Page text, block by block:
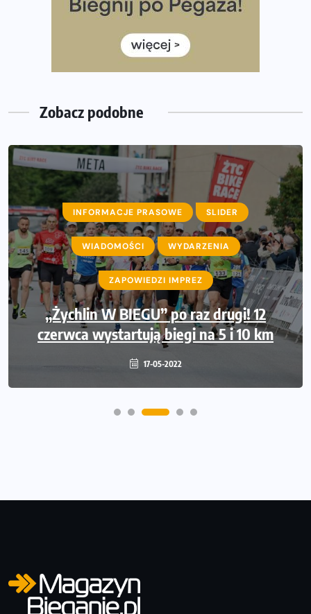
Rozbiegany Olsztyn szykuje się na weekend z
Już w tę sobotę 35. Bieg Powstania Warszawskiego.
Wystartuje rekordowa liczba uczestników
Zobacz podobne
INFORMACJE PRASOWE SLIDER
WIADOMOŚCI WYDARZENIA
ZAPOWIEDZI IMPREZ
„Żychlin W BIEGU” po raz drugi! 12
czerwca wystartują biegi na 5 i 10 km
17-05-2022
AKTUALNOŚCI INFORMACJE PRASOWE
WIADOMOŚCI WYDARZENIA
Międzynarodowe gwiazdy lekkiej atletyki
na Poznań Athletics Grand Prix!
09-05-2022